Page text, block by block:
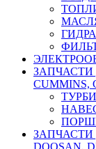
ЗАПЧАСТИ
CUMMINS,
ЗАПЧАСТИ
DOOSAN,